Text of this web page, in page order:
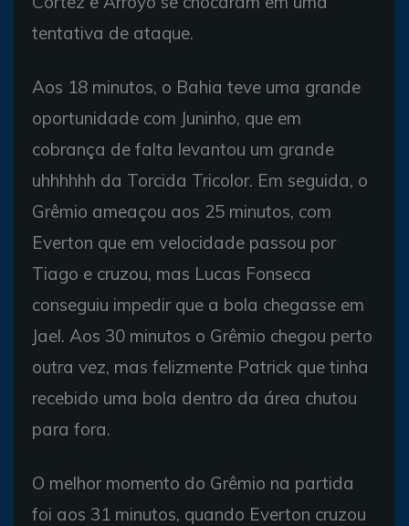
tentativa de ataque.
Aos 18 minutos, o Bahia teve uma grande
oportunidade com Juninho, que em
cobrança de falta levantou um grande
uhhhhhh da Torcida Tricolor. Em seguida, o
Grêmio ameaçou aos 25 minutos, com
Everton que em velocidade passou por
Tiago e cruzou, mas Lucas Fonseca
conseguiu impedir que a bola chegasse em
Jael. Aos 30 minutos o Grêmio chegou perto
outra vez, mas felizmente Patrick que tinha
recebido uma bola dentro da área chutou
para fora.
O melhor momento do Grêmio na partida
foi aos 31 minutos, quando Everton cruzou